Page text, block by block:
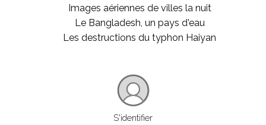
Images aériennes de villes la nuit
Le Bangladesh, un pays d'eau
Les destructions du typhon Haiyan
S'identifier